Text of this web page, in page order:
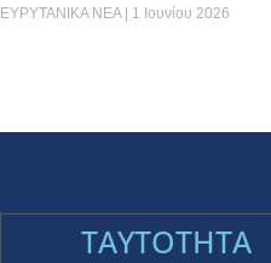
ΕΥΡΥΤΑΝΙΚΑ ΝΕΑ 1 Ιουνίου 2026
TAYTOTHTA